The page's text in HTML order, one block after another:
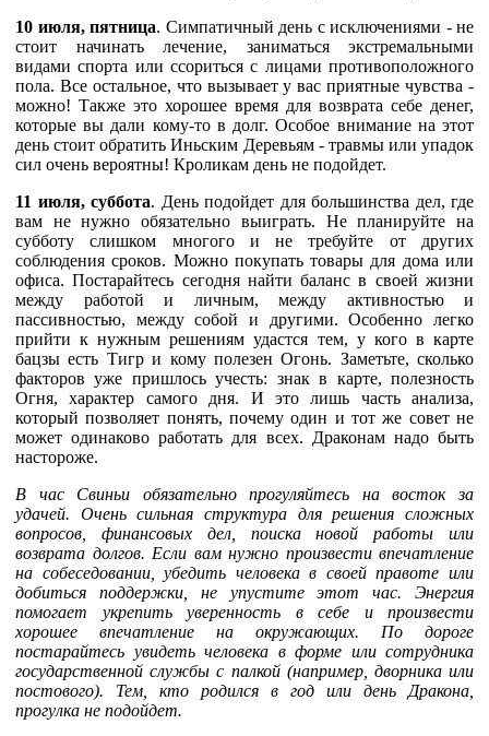
10 июля, пятница. Симпатичный день с исключениями - не
стоит начинать лечение, заниматься экстремальными
видами спорта или ссориться с лицами противоположного
пола. Все остальное, что вызывает у вас приятные чувства -
можно! Также это хорошее время для возврата себе денег,
которые вы дали кому-то в долг. Особое внимание на этот
день стоит обратить Иньским Деревьям - травмы или упадок
сил очень вероятны! Кроликам день не подойдет.
11 июля, суббота. День подойдет для большинства дел, где
вам не нужно обязательно выиграть. Не планируйте на
субботу слишком многого и не требуйте от других
соблюдения сроков. Можно покупать товары для дома или
офиса. Постарайтесь сегодня найти баланс в своей жизни
между работой и личным, между активностью и
пассивностью, между собой и другими. Особенно легко
прийти к нужным решениям удастся тем, у кого в карте
бацзы есть Тигр и кому полезен Огонь. Заметьте, сколько
факторов уже пришлось учесть: знак в карте, полезность
Огня, характер самого дня. И это лишь часть анализа,
который позволяет понять, почему один и тот же совет не
может одинаково работать для всех. Драконам надо быть
настороже.
В час Свиньи обязательно прогуляйтесь на восток за
удачей. Очень сильная структура для решения сложных
вопросов, финансовых дел, поиска новой работы или
возврата долгов. Если вам нужно произвести впечатление
на собеседовании, убедить человека в своей правоте или
добиться поддержки, не упустите этот час. Энергия
помогает укрепить уверенность в себе и произвести
хорошее впечатление на окружающих. По дороге
постарайтесь увидеть человека в форме или сотрудника
государственной службы с палкой (например, дворника или
постового). Тем, кто родился в год или день Дракона,
прогулка не подойдет.